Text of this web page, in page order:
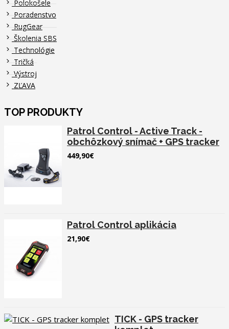
Polokošele
Poradenstvo
RugGear
Školenia SBS
Technológie
Tričká
Výstroj
ZĽAVA
TOP PRODUKTY
Patrol Control - Active Track -
obchôzkový snímač + GPS tracker
449,90€
Patrol Control aplikácia
21,90€
TICK - GPS tracker